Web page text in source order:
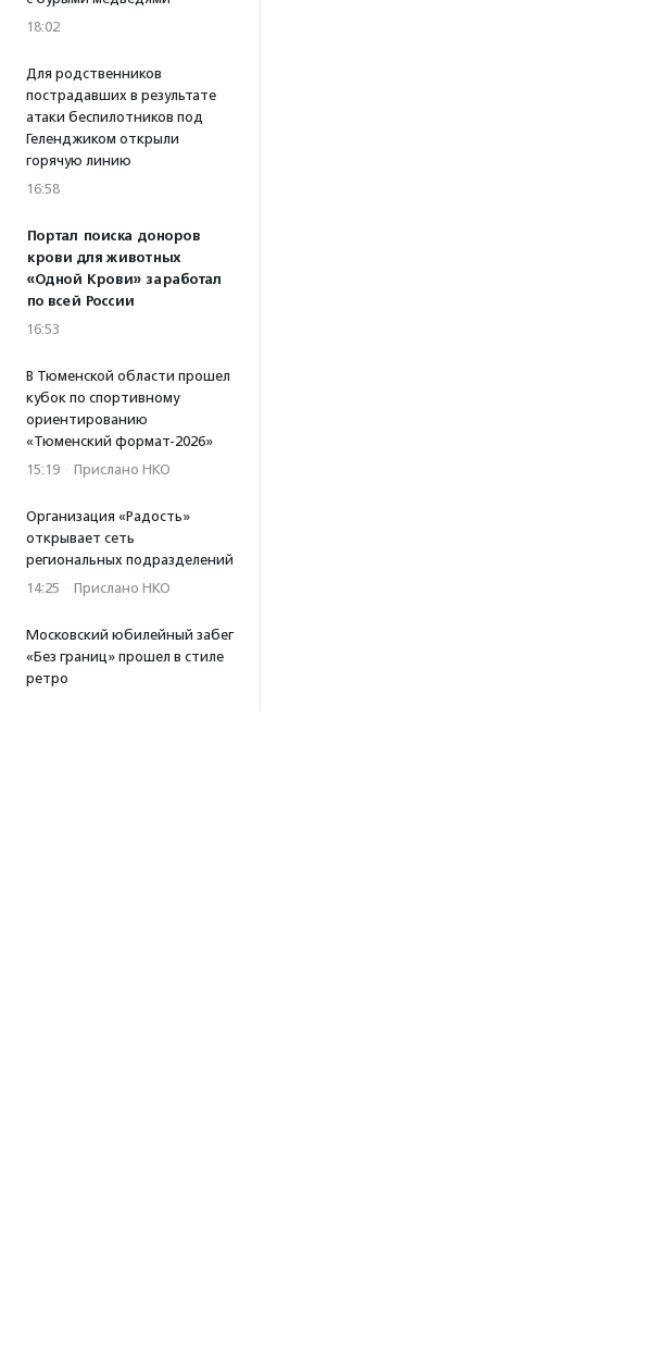
18:02
Для родственников
пострадавших в результате
атаки беспилотников под
Геленджиком открыли
горячую линию
16:58
Портал поиска доноров
крови для животных
«Одной Крови» заработал
по всей России
16:53
В Тюменской области прошел
кубок по спортивному
ориентированию
«Тюменский формат-2026»
15:19 · Прислано НКО
Организация «Радость»
открывает сеть
региональных подразделений
14:25 · Прислано НКО
Московский юбилейный забег
«Без границ» прошел в стиле
ретро